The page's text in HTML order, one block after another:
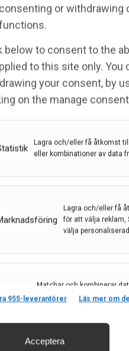
or
below to consent to the
to this site only.
your consent, by
on the manage
Lagra och/eller få åtkomst
eller kombinationer av data
Lagra och/eller få
för att välja reklam,
välja
Matchar och kombinerar
baserat på information som
955-leverantörer Läs mer om
Acceptera
Sophie
än
vi
hos